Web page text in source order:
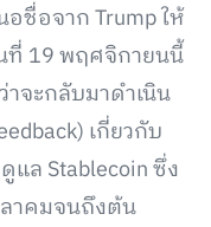
อชื่อจาก Trump ให้
ที่ 19 พฤศจิกายนนี้
จะกลับมาดำเนิน
เกี่ยวกับ
แล Stablecoin ซึ่ง
าคมจนถึงต้น